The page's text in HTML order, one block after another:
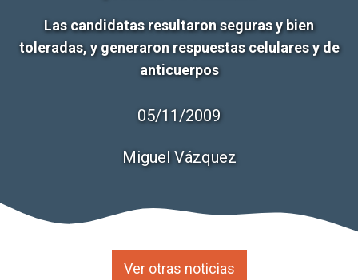
Las candidatas resultaron seguras y bien
toleradas, y generaron respuestas celulares y de
anticuerpos
05/11/2009
Miguel Vázquez
Ver otras noticias